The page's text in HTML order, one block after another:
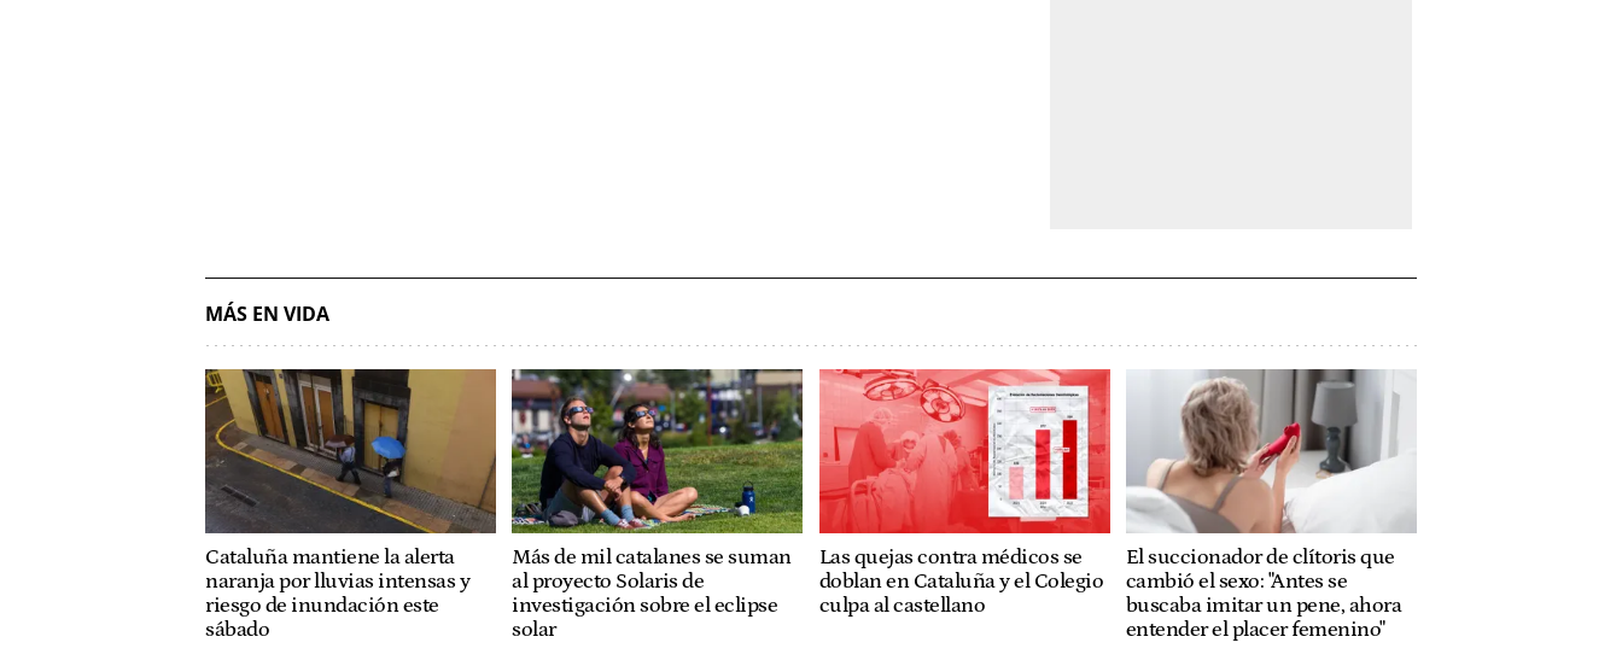
MÁS EN VIDA
Cataluña mantiene la alerta
naranja por lluvias intensas y
riesgo de inundación este
sábado
Más de mil catalanes se suman
al proyecto Solaris de
investigación sobre el eclipse
solar
Las quejas contra médicos se
doblan en Cataluña y el Colegio
culpa al castellano
El succionador de clítoris que
cambió el sexo: "Antes se
buscaba imitar un pene, ahora
entender el placer femenino"